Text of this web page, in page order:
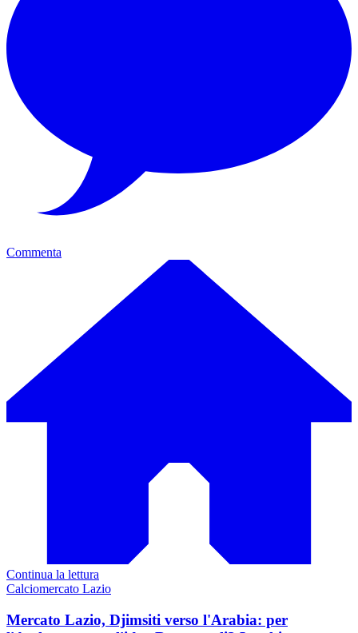
Commenta
Continua la lettura
Calciomercato Lazio
Mercato Lazio, Djimsiti verso l'Arabia: per